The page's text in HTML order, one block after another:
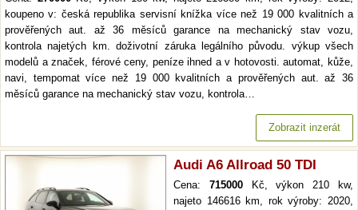
koupeno v: česká republika servisní knížka více než 19 000 kvalitních a
prověřených aut. až 36 měsíců garance na mechanický stav vozu,
kontrola najetých km. doživotní záruka legálního původu. výkup všech
modelů a značek, férové ceny, peníze ihned a v hotovosti. automat, kůže,
navi, tempomat více než 19 000 kvalitních a prověřených aut. až 36
měsíců garance na mechanický stav vozu, kontrola…
Zobrazit inzerát
Audi A6 Allroad 50 TDI
Cena: 715000Kč, výkon 210 kw,
najeto 146616 km, rok výroby: 2020,